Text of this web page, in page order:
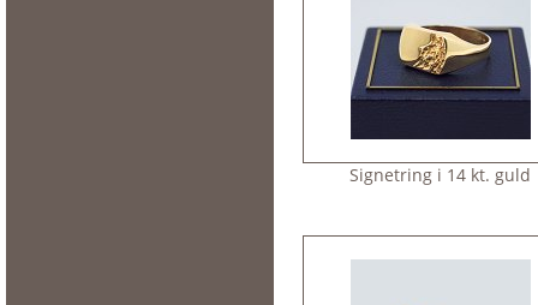
Signetring i 14 kt. guld